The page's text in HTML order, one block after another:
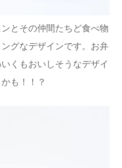
とその仲間たちど食べ物
グなデザインです。お弁
くもおいしそうなデザイ
も！！？